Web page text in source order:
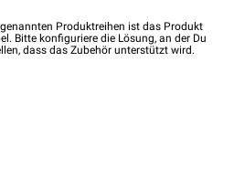
Produktreihen ist das Produkt
Bitte konfiguriere die Lösung, an der Du
dass das Zubehör unterstützt wird.